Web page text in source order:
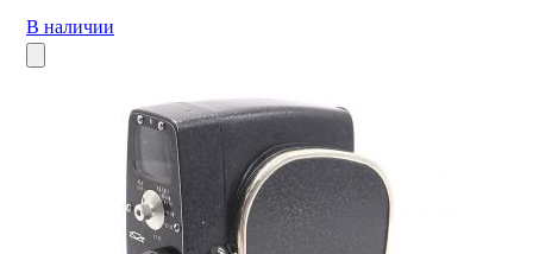
В наличии